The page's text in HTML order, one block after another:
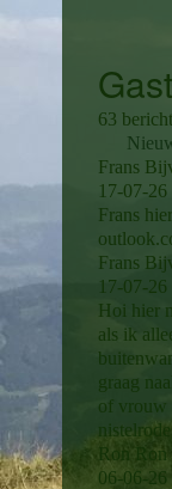
63
Frans
17-07-26
Frans
Frans
17-07-26
Hoi hier
als ik
graag
of vrouw
Ron Ron
06-06-26